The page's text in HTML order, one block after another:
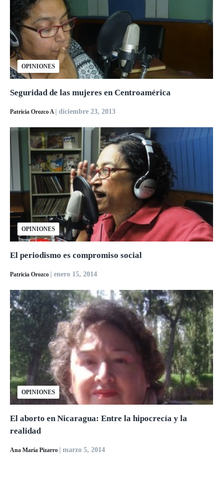
OPINIONES
Seguridad de las mujeres en Centroamérica
Patricia Orozco A | diciembre 23, 2013
OPINIONES
El periodismo es compromiso social
Patricia Orozco | enero 15, 2014
OPINIONES
El aborto en Nicaragua: Entre la hipocrecía y la
realidad
Ana María Pizarro | marzo 5, 2014